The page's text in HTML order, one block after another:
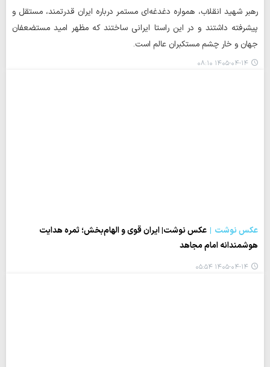
رهبر شهید انقلاب، همواره دغدغه‌ای مستمر درباره ایران قدرتمند، مستقل و
پیشرفته داشتند و در این راستا ایرانی ساختند که مظهر امید مستضعفان
جهان و خار چشم مستکبران عالم است.
۱۴۰۵-۰۴-۱۴ ۰۸:۱۰
عکس نوشت
عکس نوشت| ایران قوی و الهام‌بخش؛ ثمره هدایت
هوشمندانه امام مجاهد
۱۴۰۵-۰۴-۱۴ ۰۵:۵۴